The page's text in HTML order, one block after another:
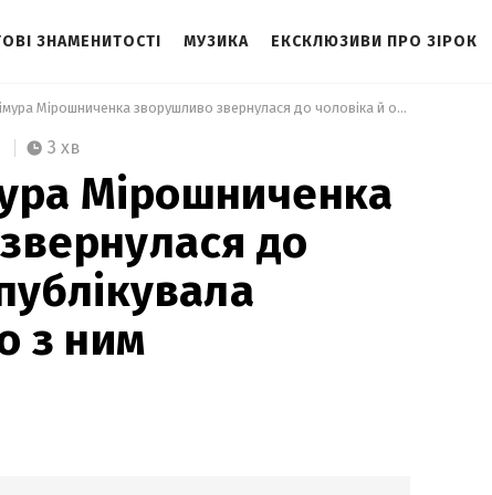
ЗНАМЕНИТОСТІ МУЗИКА ЕКСКЛЮЗИВИ ПРО ЗІРОК
Дружина Тімура Мірошниченка зворушливо звернулася до чоловіка й опублікувала чуттєве відео з ним
3 хв
Мірошниченка
до
з ним